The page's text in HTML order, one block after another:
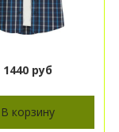
1440 руб
В корзину